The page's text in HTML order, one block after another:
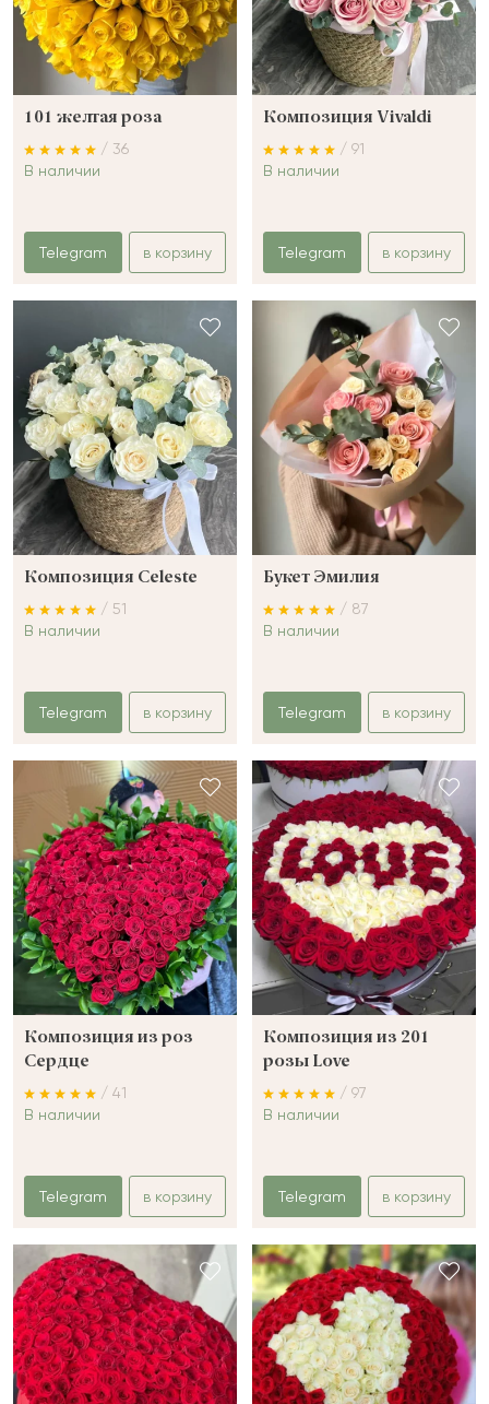
101 желтая роза
/ 36
В наличии
Telegram в корзину
Композиция Vivaldi
/ 91
В наличии
Telegram в корзину
Композиция Celeste
/ 51
В наличии
Telegram в корзину
Букет Эмилия
/ 87
В наличии
Telegram в корзину
Композиция из роз
Сердце
/ 41
В наличии
Telegram в корзину
Композиция из 201
розы Love
/ 97
В наличии
Telegram в корзину